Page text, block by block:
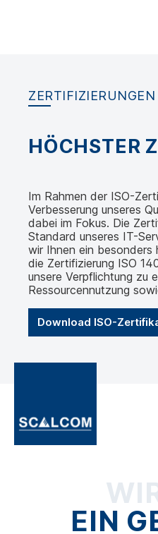
ZERTIFIZIERUNGEN
HÖCHSTER
Im Rahmen der ISO-
Verbesserung unseres
dabei im Fokus. Die
Standard unseres IT-
wir Ihnen ein
die Zertifizierung ISO
unsere Verpflichtung zu
Ressourcennutzung
Download ISO-
EIN